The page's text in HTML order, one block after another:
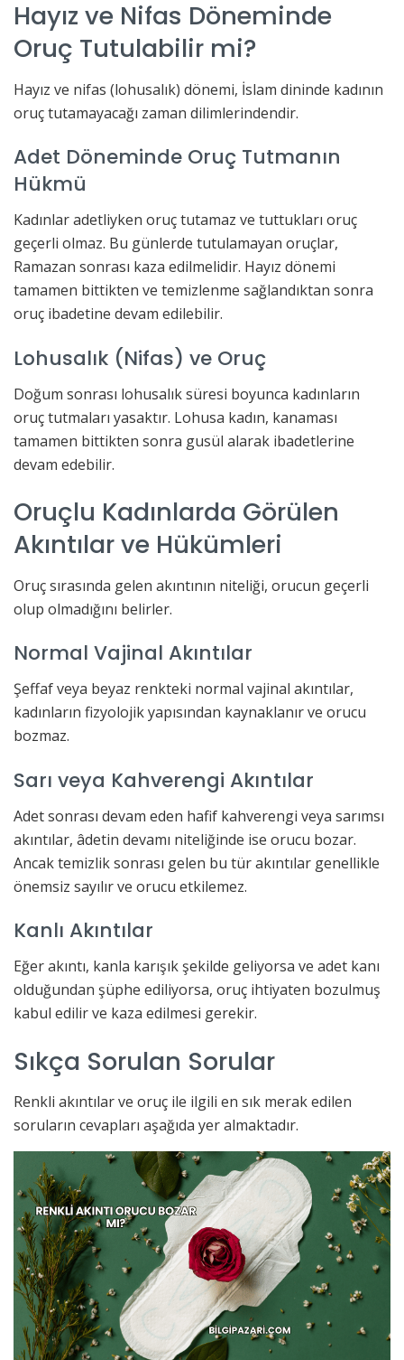
Hayız ve Nifas Döneminde
Oruç Tutulabilir mi?
Hayız ve nifas (lohusalık) dönemi, İslam dininde kadının
oruç tutamayacağı zaman dilimlerindendir.
Adet Döneminde Oruç Tutmanın
Hükmü
Kadınlar adetliyken oruç tutamaz ve tuttukları oruç
geçerli olmaz. Bu günlerde tutulamayan oruçlar,
Ramazan sonrası kaza edilmelidir. Hayız dönemi
tamamen bittikten ve temizlenme sağlandıktan sonra
oruç ibadetine devam edilebilir.
Lohusalık (Nifas) ve Oruç
Doğum sonrası lohusalık süresi boyunca kadınların
oruç tutmaları yasaktır. Lohusa kadın, kanaması
tamamen bittikten sonra gusül alarak ibadetlerine
devam edebilir.
Oruçlu Kadınlarda Görülen
Akıntılar ve Hükümleri
Oruç sırasında gelen akıntının niteliği, orucun geçerli
olup olmadığını belirler.
Normal Vajinal Akıntılar
Şeffaf veya beyaz renkteki normal vajinal akıntılar,
kadınların fizyolojik yapısından kaynaklanır ve orucu
bozmaz.
Sarı veya Kahverengi Akıntılar
Adet sonrası devam eden hafif kahverengi veya sarımsı
akıntılar, âdetin devamı niteliğinde ise orucu bozar.
Ancak temizlik sonrası gelen bu tür akıntılar genellikle
önemsiz sayılır ve orucu etkilemez.
Kanlı Akıntılar
Eğer akıntı, kanla karışık şekilde geliyorsa ve adet kanı
olduğundan şüphe ediliyorsa, oruç ihtiyaten bozulmuş
kabul edilir ve kaza edilmesi gerekir.
Sıkça Sorulan Sorular
Renkli akıntılar ve oruç ile ilgili en sık merak edilen
soruların cevapları aşağıda yer almaktadır.